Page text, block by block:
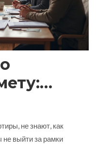
не знают, как
не выйти за рамки